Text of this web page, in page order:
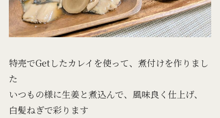
特売でGetしたカレイを使って、煮付けを作りまし
た
いつもの様に生姜と煮込んで、風味良く仕上げ、
白髪ねぎで彩ります